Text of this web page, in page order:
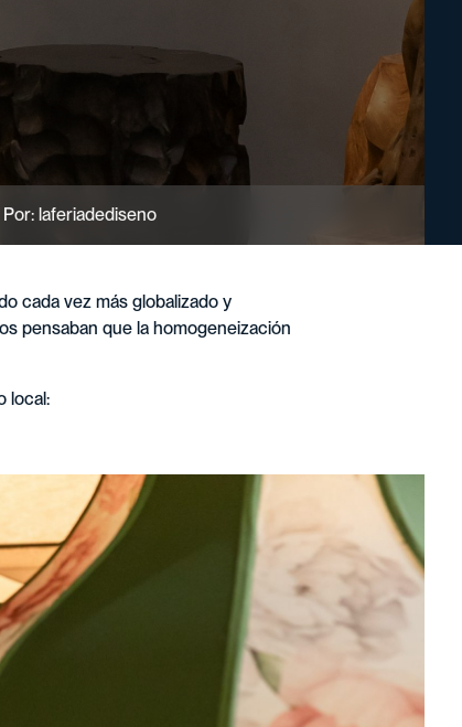
Por: laferiadediseno
cada vez más globalizado y
pensaban que la homogeneización
local: